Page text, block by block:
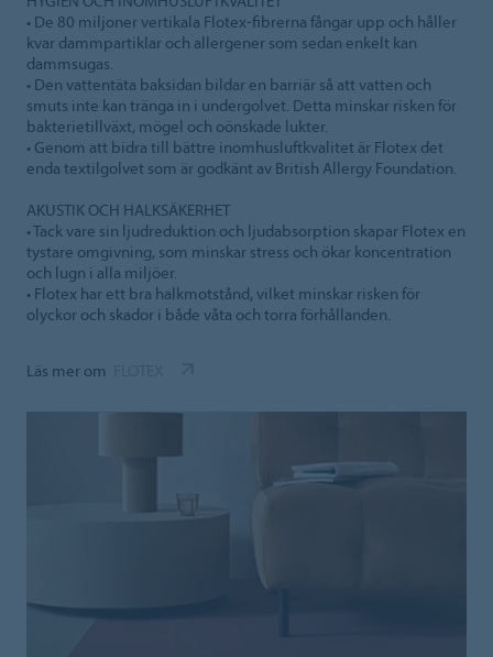
• De 80 miljoner vertikala Flotex-fibrerna fångar upp och håller
kvar dammpartiklar och allergener som sedan enkelt kan
dammsugas.
• Den vattentäta baksidan bildar en barriär så att vatten och
smuts inte kan tränga in i undergolvet. Detta minskar risken för
bakterietillväxt, mögel och oönskade lukter.
• Genom att bidra till bättre inomhusluftkvalitet är Flotex det
enda textilgolvet som är godkänt av British Allergy Foundation.
AKUSTIK OCH HALKSÄKERHET
• Tack vare sin ljudreduktion och ljudabsorption skapar Flotex en
tystare omgivning, som minskar stress och ökar koncentration
och lugn i alla miljöer.
• Flotex har ett bra halkmotstånd, vilket minskar risken för
olyckor och skador i både våta och torra förhållanden.
Läs mer om